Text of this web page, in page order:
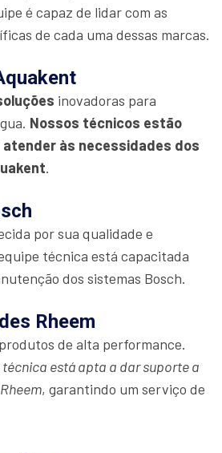
é capaz de lidar com as
de cada uma dessas marcas.
inovadoras para
Nossos técnicos estão
às necessidades dos
.
por sua qualidade e
técnica está capacitada
dos sistemas Bosch.
Rheem
de alta performance.
está apta a dar suporte a
, garantindo um serviço de